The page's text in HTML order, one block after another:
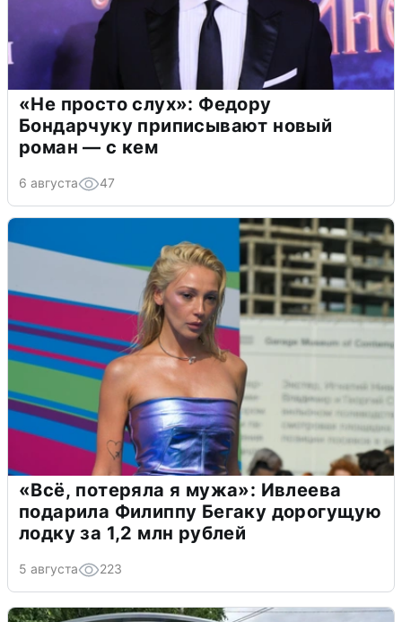
«Не просто слух»: Федору
Бондарчуку приписывают новый
роман — с кем
6 августа 47
«Всё, потеряла я мужа»: Ивлеева
подарила Филиппу Бегаку дорогущую
лодку за 1,2 млн рублей
5 августа 223